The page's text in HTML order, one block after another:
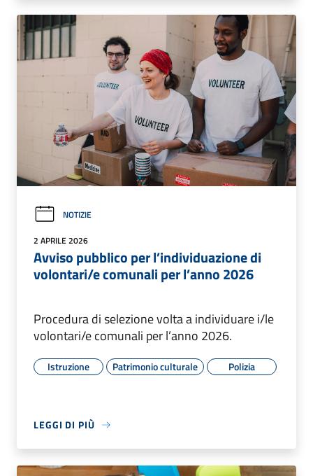
NOTIZIE
2 APRILE 2026
Avviso pubblico per l’individuazione di
volontari/e comunali per l’anno 2026
Procedura di selezione volta a individuare i/le
volontari/e comunali per l’anno 2026.
Istruzione Patrimonio culturale Polizia
LEGGI DI PIÙ